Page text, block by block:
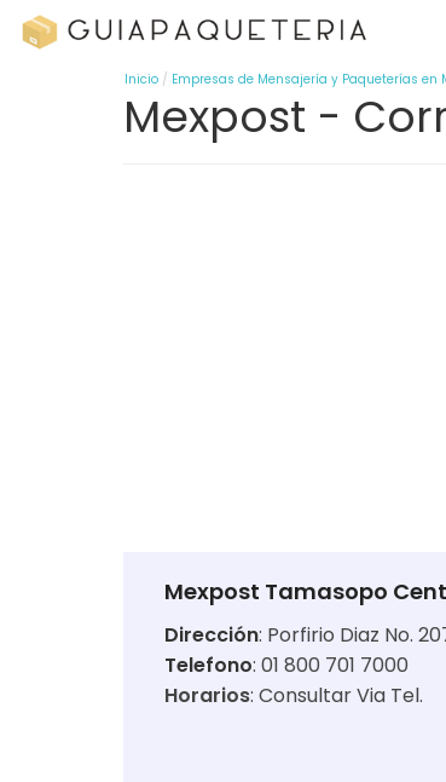
Inicio Empresas de Mensajería y Paqueterías en
Mexpost -
Mexpost Tamasopo
Dirección: Porfirio Diaz No.
Telefono: 01 800 701 7000
Horarios: Consultar Via Tel.